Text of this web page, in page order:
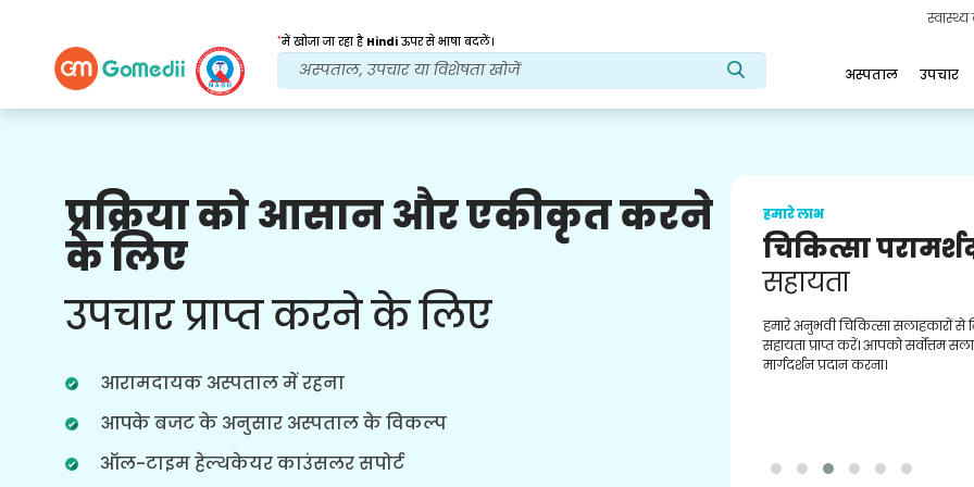
*में खोजा जा रहा है Hindiऊपर से भाषा बदलें।
अस्पताल उपचार
प्रक्रिया को आसान और एकीकृत करने
के लिए
उपचार प्राप्त करने के लिए
आरामदायक अस्पताल में रहना
आपके बजट के अनुसार अस्पताल के विकल्प
ऑल-टाइम हेल्थकेयर काउंसलर सपोर्ट
हमारे लाभ
इलाज के बाद
देखभाल
हर समय आपकी समस्याओं का समाधान करने
जरूरतों पर नियमित अपडेट।
हमारे लाभ
चिकित्सा
सहायता
हमारे अनुभवी चिकित्सा सलाहकारों से
सहायता प्राप्त करें। आपको सर्वोत्तम
मार्गदर्शन प्रदान करना।